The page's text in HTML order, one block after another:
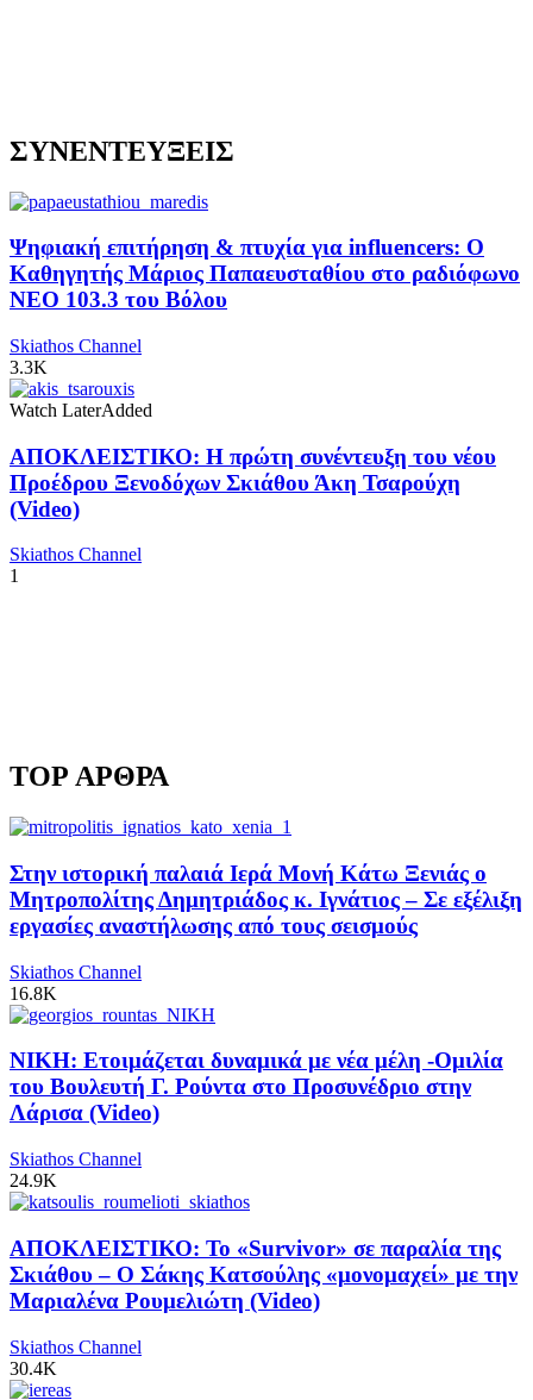
ΣΥΝΕΝΤΕΥΞΕΙΣ
Ψηφιακή επιτήρηση & πτυχία για influencers: Ο
Καθηγητής Μάριος Παπαευσταθίου στο ραδιόφωνο
NEO 103.3 του Βόλου
Skiathos Channel
3.3K
Watch LaterAdded
ΑΠΟΚΛΕΙΣΤΙΚΟ: Η πρώτη συνέντευξη του νέου
Προέδρου Ξενοδόχων Σκιάθου Άκη Τσαρούχη
(Video)
Skiathos Channel
1
TOP ΑΡΘΡΑ
Στην ιστορική παλαιά Ιερά Μονή Κάτω Ξενιάς ο
Μητροπολίτης Δημητριάδος κ. Ιγνάτιος – Σε εξέλιξη
εργασίες αναστήλωσης από τους σεισμούς
Skiathos Channel
16.8K
ΝΙΚΗ: Ετοιμάζεται δυναμικά με νέα μέλη -Ομιλία
του Βουλευτή Γ. Ρούντα στο Προσυνέδριο στην
Λάρισα (Video)
Skiathos Channel
24.9K
ΑΠΟΚΛΕΙΣΤΙΚΟ: Το «Survivor» σε παραλία της
Σκιάθου – Ο Σάκης Κατσούλης «μονομαχεί» με την
Μαριαλένα Ρουμελιώτη (Video)
Skiathos Channel
30.4K